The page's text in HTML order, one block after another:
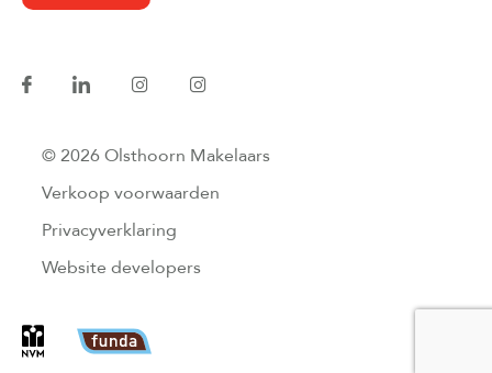
© 2026 Olsthoorn Makelaars
Verkoop voorwaarden
Privacyverklaring
Website developers